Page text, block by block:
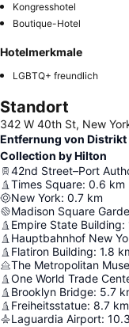
Kongresshotel
Boutique-Hotel
Hotelmerkmale
LGBTQ+ freundlich
Standort
342 W 40th St, New
Entfernung von Distrikt
Collection by Hilton
42nd Street–Port
Times Square: 0.6 km
New York: 0.7 km
Madison Square
Empire State Building:
Hauptbahnhof New
Flatiron Building: 1.8
The Metropolitan
One World Trade
Brooklyn Bridge: 5.7
Freiheitsstatue: 8.7 km
Laguardia Airport: 10.3